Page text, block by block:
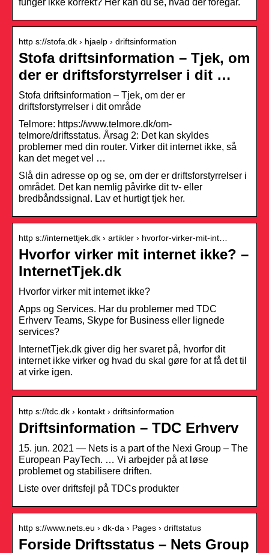
http s://stofa.dk › hjaelp › driftsinformation
Stofa driftsinformation – Tjek, om
der er driftsforstyrrelser i dit …
Stofa driftsinformation – Tjek, om der er
driftsforstyrrelser i dit område
Telmore: https://www.telmore.dk/om-
telmore/driftsstatus. Årsag 2: Det kan skyldes
problemer med din router. Virker dit internet ikke, så
kan det meget vel …
Slå din adresse op og se, om der er driftsforstyrrelser i
området. Det kan nemlig påvirke dit tv- eller
bredbåndssignal. Lav et hurtigt tjek her.
http s://internettjek.dk › artikler › hvorfor-virker-mit-int…
Hvorfor virker mit internet ikke? –
InternetTjek.dk
Hvorfor virker mit internet ikke?
Apps og Services. Har du problemer med TDC
Erhverv Teams, Skype for Business eller lignede
services?
InternetTjek.dk giver dig her svaret på, hvorfor dit
internet ikke virker og hvad du skal gøre for at få det til
at virke igen.
http s://tdc.dk › kontakt › driftsinformation
Driftsinformation – TDC Erhverv
15. jun. 2021 — Nets is a part of the Nexi Group – The
European PayTech. … Vi arbejder på at løse
problemet og stabilisere driften.
Liste over driftsfejl på TDCs produkter
http s://www.nets.eu › dk-da › Pages › driftstatus
Forside Driftsstatus – Nets Group